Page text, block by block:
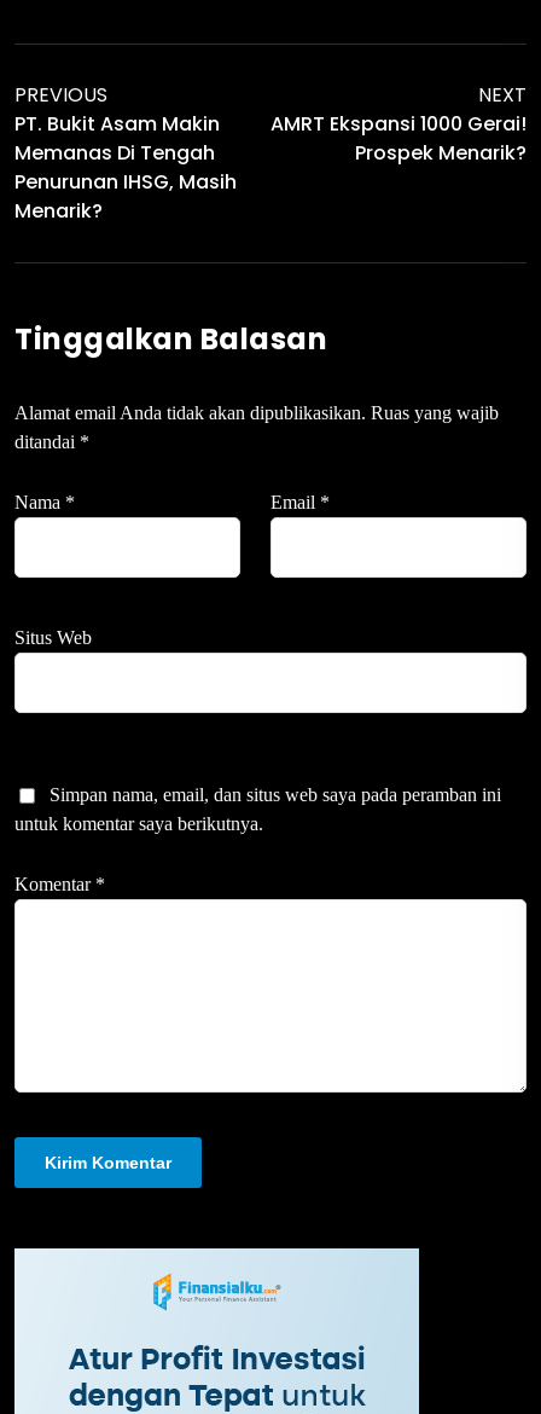
PREVIOUS
PT. Bukit Asam Makin
Memanas Di Tengah
Penurunan IHSG, Masih
Menarik?
NEXT
AMRT Ekspansi 1000 Gerai!
Prospek Menarik?
Tinggalkan Balasan
Alamat email Anda tidak akan dipublikasikan. Ruas yang wajib
ditandai *
Nama * Email *
Situs Web
Simpan nama, email, dan situs web saya pada peramban ini
untuk komentar saya berikutnya.
Komentar *